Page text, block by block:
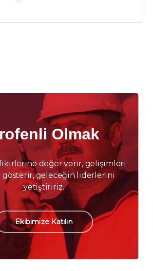
Olmak
değer verir, gelişimleri
gösterir, geleceğin liderlerini
yetiştiririz.
Ekibimize Katılın